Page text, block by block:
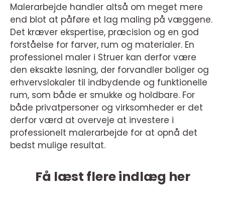
Malerarbejde handler altså om meget mere
end blot at påføre et lag maling på væggene.
Det kræver ekspertise, præcision og en god
forståelse for farver, rum og materialer. En
professionel maler i Struer kan derfor være
den eksakte løsning, der forvandler boliger og
erhvervslokaler til indbydende og funktionelle
rum, som både er smukke og holdbare. For
både privatpersoner og virksomheder er det
derfor værd at overveje at investere i
professionelt malerarbejde for at opnå det
bedst mulige resultat.
Få læst flere indlæg her